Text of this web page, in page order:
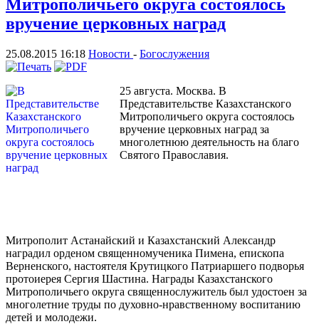
Митрополичьего округа состоялось
вручение церковных наград
25.08.2015 16:18 Новости - Богослужения
25 августа. Москва. В
Представительстве Казахстанского
Митрополичьего округа состоялось
вручение церковных наград за
многолетнюю деятельность на благо
Святого Православия.
Митрополит Астанайский и Казахстанский Александр
наградил орденом священномученика Пимена, епископа
Верненского, настоятеля Крутицкого Патриаршего подворья
протоиерея Сергия Шастина. Награды Казахстанского
Митрополичьего округа священнослужитель был удостоен за
многолетние труды по духовно-нравственному воспитанию
детей и молодежи.